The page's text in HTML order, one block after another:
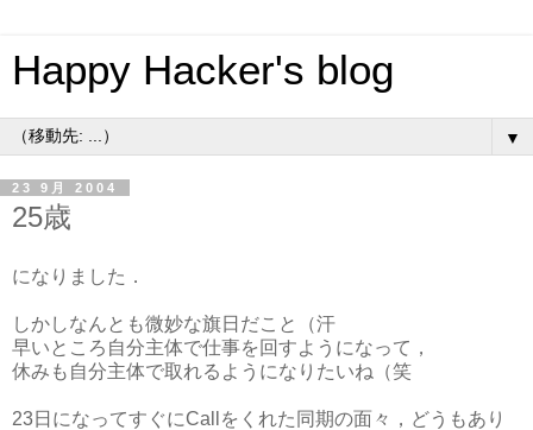
Happy Hacker's blog
▼
23 9月 2004
25歳
になりました．
しかしなんとも微妙な旗日だこと（汗
早いところ自分主体で仕事を回すようになって，
休みも自分主体で取れるようになりたいね（笑
23日になってすぐにCallをくれた同期の面々，どうもあり